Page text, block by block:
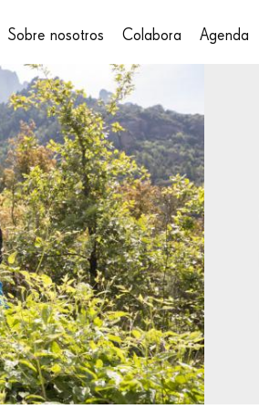
Sobre nosotros Colabora Agenda